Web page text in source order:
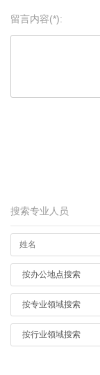
留言内容(*):
搜索专业人员